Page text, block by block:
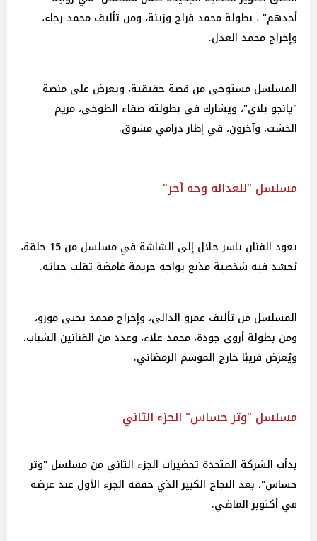
أحدهم" ، بطولة محمد فراج وزينة، ومن تأليف محمد رجاء،
وإخراج محمد العدل.
المسلسل مستوحى من قصة حقيقية، ويعرض على منصة
"يانجو بلاي"، ويشارك في بطولته صفاء الطوخي، مريم
الخشت، وآخرون، في إطار درامي مشوق.
مسلسل "للعدالة وجه آخر"
يعود الفنان ياسر جلال إلى الشاشة في مسلسل من 15 حلقة،
يُجسّد فيه شخصية مذيع يواجه جريمة غامضة تقلب حياته.
المسلسل من تأليف عمرو الدالي، وإخراج محمد يحيى مورو،
ومن بطولة أروى جودة، محمد علاء، وعدد من الفنانين الشباب،
ويُعرض قريبًا خارج الموسم الرمضاني.
مسلسل "وتر حساس" الجزء الثاني
بدأت الشركة المتحدة تحضيرات الجزء الثاني من مسلسل "وتر
حساس"، بعد النجاح الكبير الذي حققه الجزء الأول عند عرضه
في أكتوبر الماضي.